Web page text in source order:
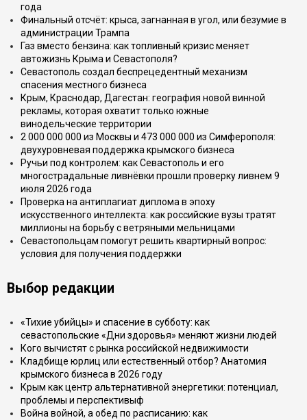
года
Финальный отсчёт: крыса, загнанная в угол, или безумие в
администрации Трампа
Газ вместо бензина: как топливный кризис меняет
автожизнь Крыма и Севастополя?
Севастополь создал беспрецедентный механизм
спасения местного бизнеса
Крым, Краснодар, Дагестан: география новой винной
рекламы, которая охватит только южные
винодельческие территории
2 000 000 000 из Москвы и 473 000 000 из Симферополя:
двухуровневая поддержка крымского бизнеса
Ручьи под контролем: как Севастополь и его
многострадальные ливнёвки прошли проверку ливнем 9
июля 2026 года
Проверка на антиплагиат диплома в эпоху
искусственного интеллекта: как российские вузы тратят
миллионы на борьбу с ветряными мельницами
Севастопольцам помогут решить квартирный вопрос:
условия для получения поддержки
Выбор редакции
«Тихие убийцы» и спасение в субботу: как
севастопольские «Дни здоровья» меняют жизни людей
Кого вычистят с рынка российской недвижимости
Кладбище юрлиц или естественный отбор? Анатомия
крымского бизнеса в 2026 году
Крым как центр альтернативной энергетики: потенциал,
проблемы и перспективыф
Война войной, а обед по расписанию: как